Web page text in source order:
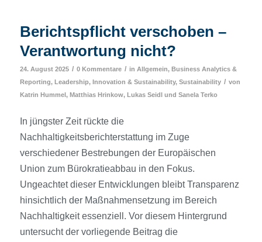
Berichtspflicht verschoben –
Verantwortung nicht?
24. August 2025 / 0 Kommentare / in Allgemein, Business Analytics &
Reporting, Leadership, Innovation & Sustainability, Sustainability / von
Katrin Hummel, Matthias Hrinkow, Lukas Seidlund Sanela Terko
In jüngster Zeit rückte die
Nachhaltigkeitsberichterstattung im Zuge
verschiedener Bestrebungen der Europäischen
Union zum Bürokratieabbau in den Fokus.
Ungeachtet dieser Entwicklungen bleibt Transparenz
hinsichtlich der Maßnahmensetzung im Bereich
Nachhaltigkeit essenziell. Vor diesem Hintergrund
untersucht der vorliegende Beitrag die